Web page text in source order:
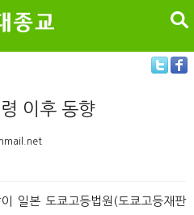
검색
이후 동향
일본 도쿄고등법원(도쿄고등재판